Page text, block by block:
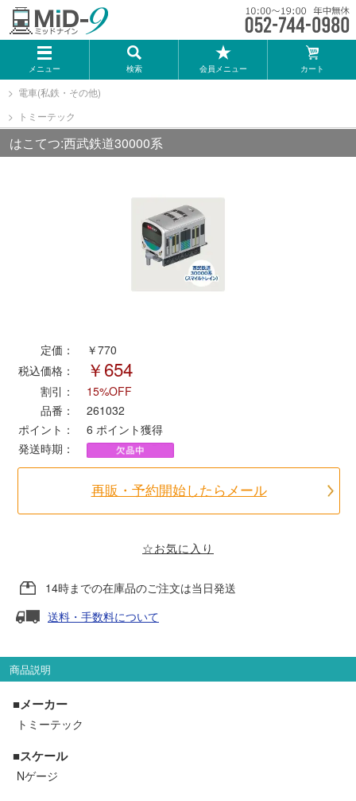
メニュー 検索 会員メニュー カート
メーカー一覧
TOMIX
KATO
タカラトミー（プラレール）
ポポンデッタ
MODEMO(モデモ)
TTC
セール品・キャンペーン
セール商品
電車(私鉄・その他)
トミーテック
はこてつ:西武鉄道30000系
定価：
￥770
税込価格：
￥654
割引：
15%OFF
品番：
261032
ポイント：
6 ポイント獲得
発送時期：
再販・予約開始したらメール
☆お気に入り
14時までの在庫品のご注文は当日発送
送料・手数料について
商品説明
■メーカー
トミーテック
■スケール
Nゲージ